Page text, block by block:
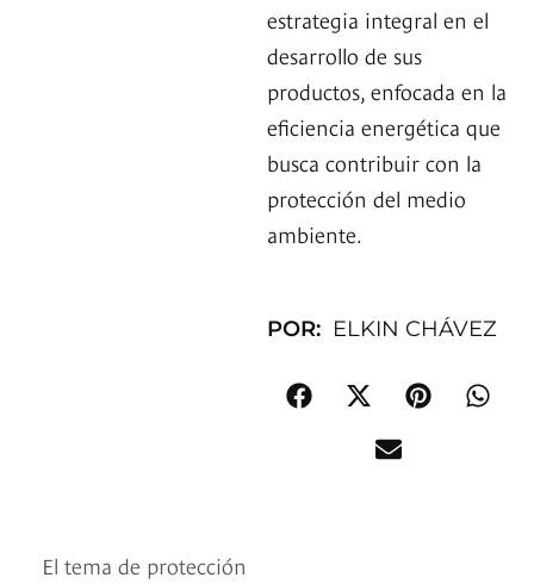
estrategia integral en el
desarrollo de sus
productos, enfocada en la
eficiencia energética que
busca contribuir con la
protección del medio
ambiente.
POR: ELKIN CHÁVEZ
El tema de protección